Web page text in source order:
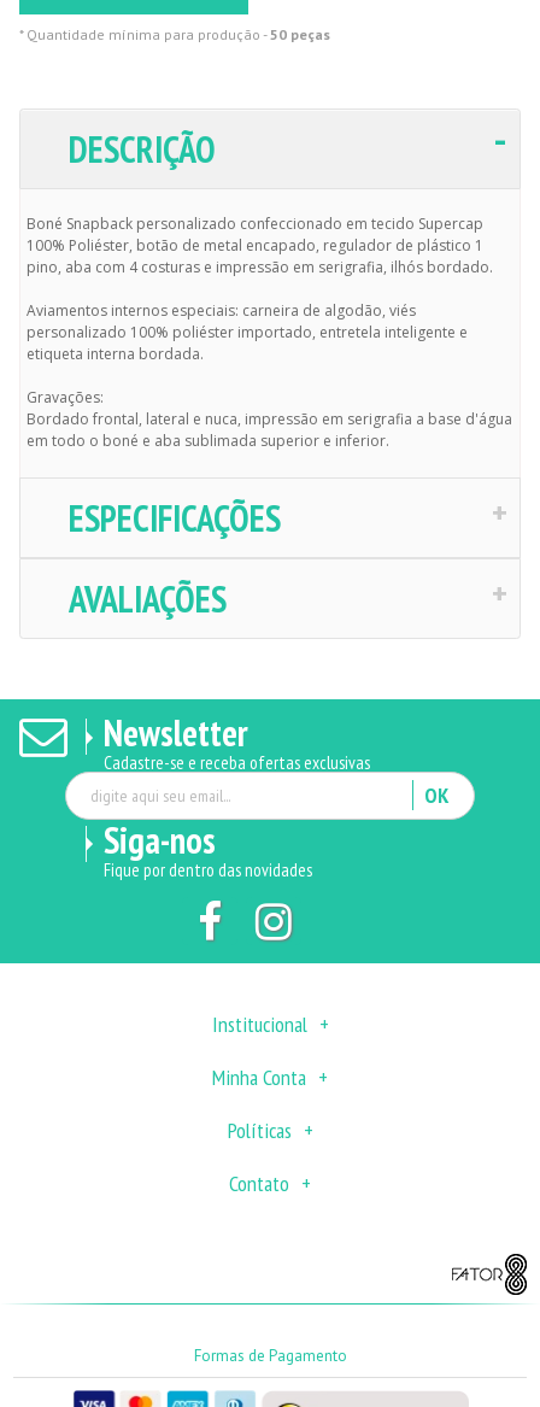
* Quantidade mínima para produção -50 peças
DESCRIÇÃO
Boné Snapback personalizado confeccionado em tecido Supercap
100% Poliéster, botão de metal encapado, regulador de plástico 1
pino, aba com 4 costuras e impressão em serigrafia, ilhós bordado.
Aviamentos internos especiais: carneira de algodão, viés
personalizado 100% poliéster importado, entretela inteligente e
etiqueta interna bordada.
Gravações:
Bordado frontal, lateral e nuca, impressão em serigrafia a base d'água
em todo o boné e aba sublimada superior e inferior.
ESPECIFICAÇÕES
AVALIAÇÕES
Newsletter
Cadastre-se e receba ofertas exclusivas
OK
Siga-nos
Fique por dentro das novidades
Institucional
Minha Conta
Políticas
Contato
Formas de Pagamento